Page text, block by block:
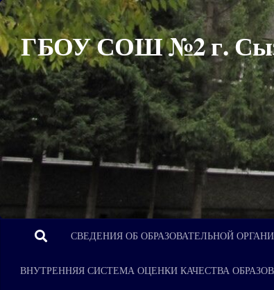
Перейти к содержимому
ГБОУ СОШ №2 г.
СВЕДЕНИЯ ОБ ОБРАЗОВАТЕЛЬНОЙ
ВНУТРЕННЯЯ СИСТЕМА ОЦЕНКИ КАЧЕСТВА